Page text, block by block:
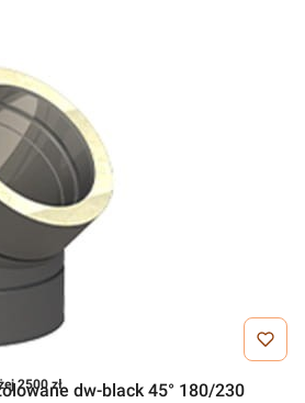
2500 zł
dw-black 45° 180/230